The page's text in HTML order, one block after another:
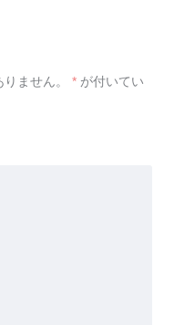
ません。 * が付いてい